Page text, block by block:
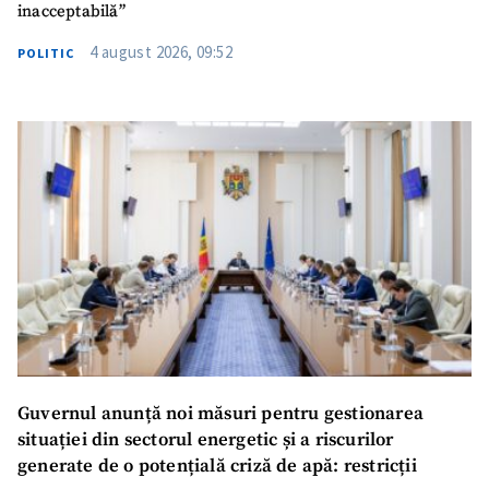
inacceptabilă”
POLITIC 4 august 2026, 09:52
Guvernul anunță noi măsuri pentru gestionarea
situației din sectorul energetic și a riscurilor
generate de o potențială criză de apă: restricții